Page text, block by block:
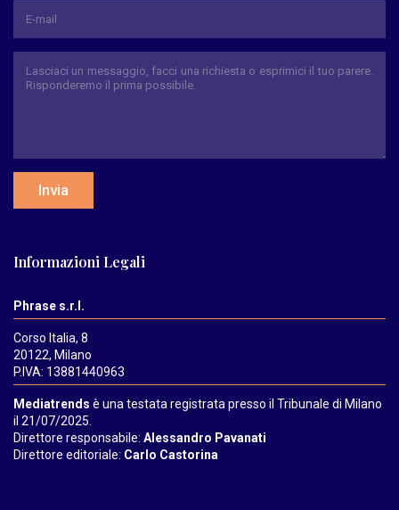
Invia
Informazioni Legali
Phrase s.r.l.
Corso Italia, 8
20122, Milano
P.IVA: 13881440963
Mediatrends è una testata registrata presso il Tribunale di Milano
il 21/07/2025.
Direttore responsabile: Alessandro Pavanati
Direttore editoriale: Carlo Castorina